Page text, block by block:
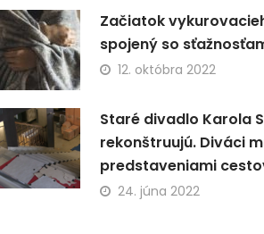
Začiatok
spojený so
12. októbra 2022
Staré divadlo Karola
rekonštruujú. Diváci
predstaveniami
24. júna 2022